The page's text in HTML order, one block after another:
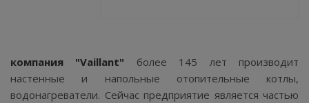
компания "Vaillant" более 145 лет производит
настенные и напольные отопительные котлы,
водонагреватели. Сейчас предприятие является частью